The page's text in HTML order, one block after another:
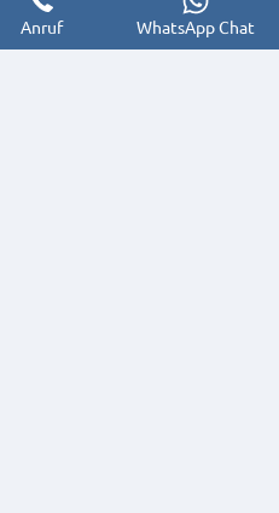
Anruf WhatsApp Chat